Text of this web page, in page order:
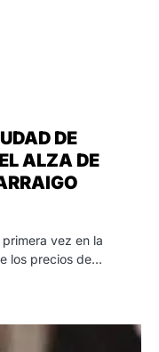
DE
ALZA DE
vez en la
los precios de…